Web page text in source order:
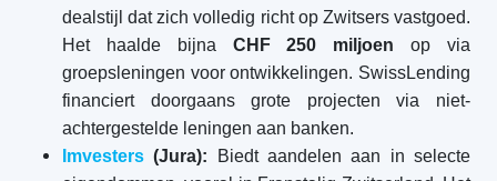
dealstijl dat zich volledig richt op Zwitsers vastgoed.
Het haalde bijna CHF 250 miljoen op via
groepsleningen voor ontwikkelingen. SwissLending
financiert doorgaans grote projecten via niet-
achtergestelde leningen aan banken.
Imvesters (Jura): Biedt aandelen aan in selecte